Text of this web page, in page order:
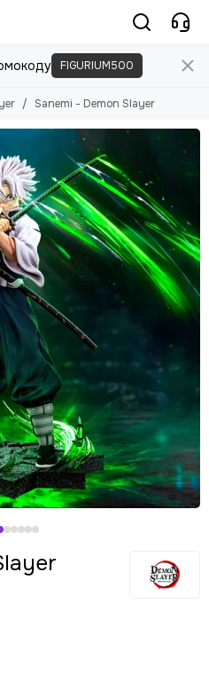
FIGURIUM500
Sanemi - Demon Slayer